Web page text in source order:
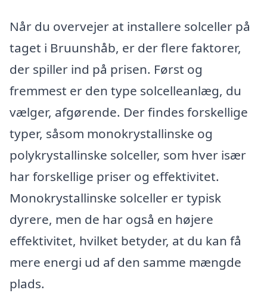
Når du overvejer at installere solceller på
taget i Bruunshåb, er der flere faktorer,
der spiller ind på prisen. Først og
fremmest er den type solcelleanlæg, du
vælger, afgørende. Der findes forskellige
typer, såsom monokrystallinske og
polykrystallinske solceller, som hver især
har forskellige priser og effektivitet.
Monokrystallinske solceller er typisk
dyrere, men de har også en højere
effektivitet, hvilket betyder, at du kan få
mere energi ud af den samme mængde
plads.